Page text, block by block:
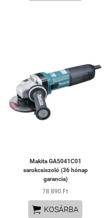
Makita GA5041C01
sarokcsiszoló (36 hónap
garancia)
78 890 Ft
 KOSÁRBA